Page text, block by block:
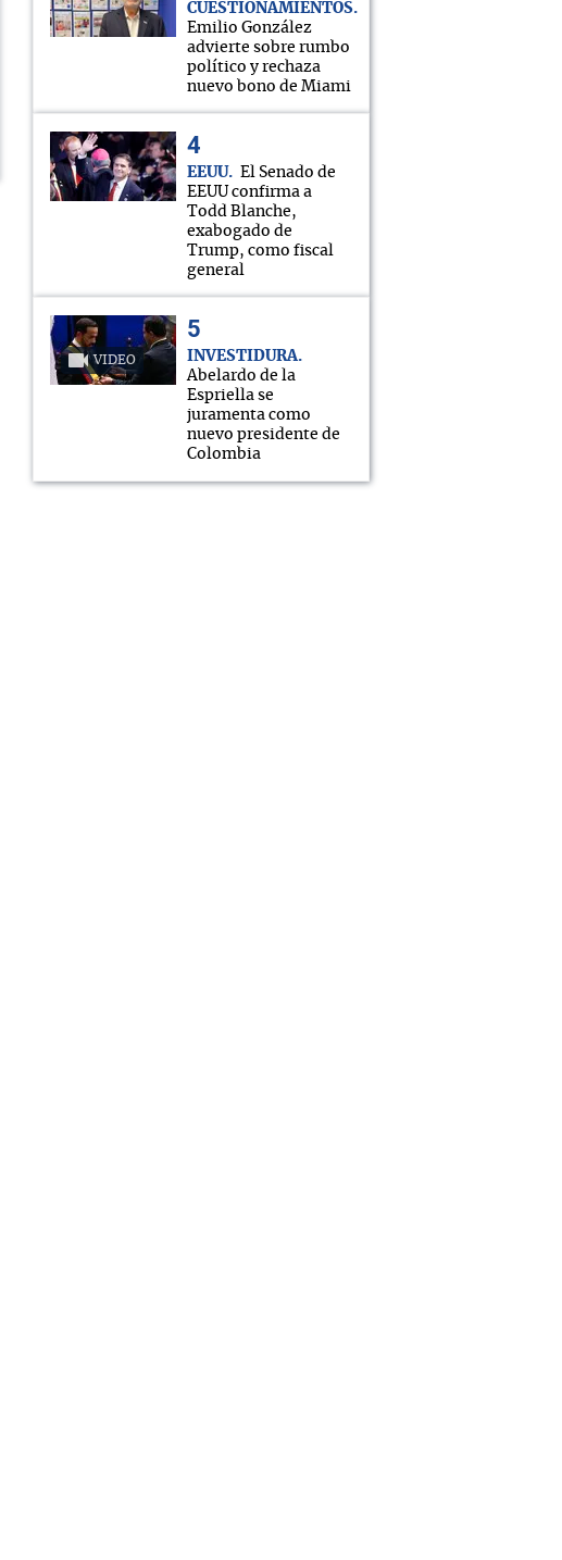
CUESTIONAMIENTOS
Emilio González
advierte sobre rumbo
político y rechaza
nuevo bono de Miami
EEUU
El Senado de
EEUU confirma a
Todd Blanche,
exabogado de
Trump, como fiscal
general
VIDEO
INVESTIDURA
Abelardo de la
Espriella se
juramenta como
nuevo presidente de
Colombia